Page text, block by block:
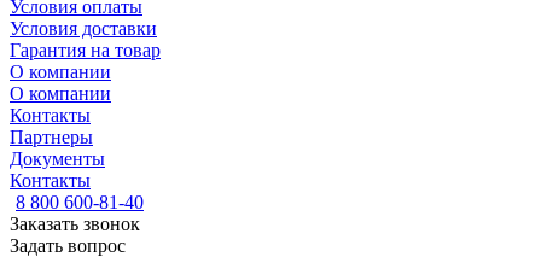
Условия оплаты
Условия доставки
Гарантия на товар
О компании
О компании
Контакты
Партнеры
Документы
Контакты
8 800 600-81-40
Заказать звонок
Задать вопрос